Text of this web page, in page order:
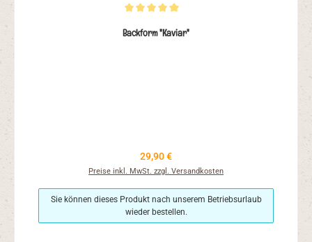
Backform "Kaviar"
Regulärer Preis:
29,90 €
Preise inkl. MwSt. zzgl. Versandkosten
Sie können dieses Produkt nach unserem Betriebsurlaub
wieder bestellen.